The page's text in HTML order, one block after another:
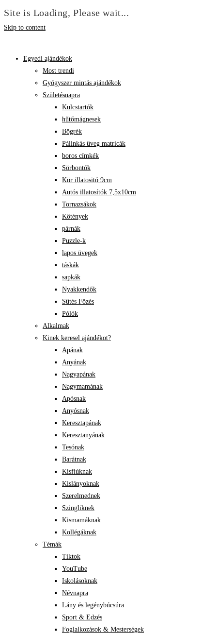
Site is Loading, Please wait...
Skip to content
Egyedi ajándékok
Most trendi
Gyógyszer mintás ajándékok
Születésnapra
Kulcstartók
hűtőmágnesek
Bögrék
Pálinkás üveg matricák
boros címkék
Sörbontók
Kör illatositó 9cm
Autós illatosítók 7,5x10cm
Tornazsákok
Kötények
párnák
Puzzle-k
lapos üvegek
táskák
sapkák
Nyakkendők
Sütés Főzés
Pólók
Alkalmak
Kinek keresel ajándékot?
Apának
Anyának
Nagyapának
Nagymamának
Apósnak
Anyósnak
Keresztapának
Keresztanyának
Tesónak
Barátnak
Kisfiúknak
Kislányoknak
Szerelmednek
Szingliknek
Kismamáknak
Kollégáknak
Témák
Tiktok
YouTube
Iskolásoknak
Névnapra
Lány és legénybúcsúra
Sport & Edzés
Foglalkozások & Mesterségek